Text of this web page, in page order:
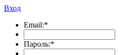
Вход
Email:*
Пароль:*